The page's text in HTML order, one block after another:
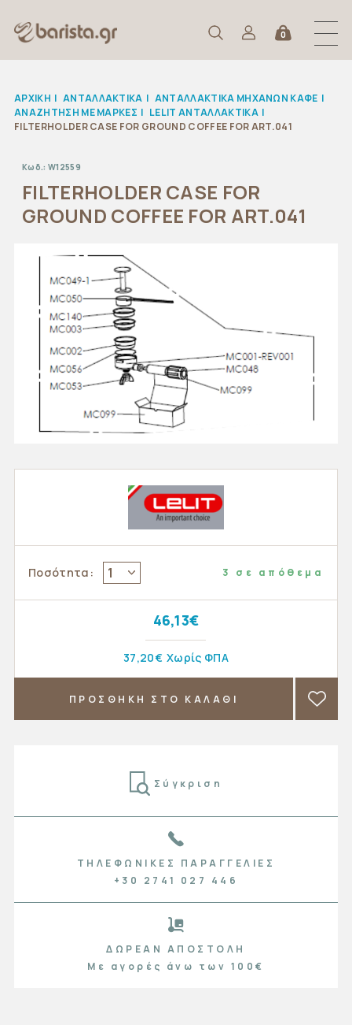
0
ΑΡΧΙΚΉ | ΑΝΤΑΛΛΑΚΤΙΚΆ | ΑΝΤΑΛΛΑΚΤΙΚΑ ΜΗΧΑΝΩΝ ΚΑΦΕ |
ΑΝΑΖΉΤΗΣΗ ΜΕ ΜΆΡΚΕΣ | LELIT ΑΝΤΑΛΛΑΚΤΙΚΑ |
FILTERHOLDER CASE FOR GROUND COFFEE FOR ART.041
Κωδ.: W12559
FILTERHOLDER CASE FOR
GROUND COFFEE FOR ART.041
Ποσότητα: 1 3 σε απόθεμα
46,13€
37,20€ Χωρίς ΦΠΑ
ΠΡΟΣΘΗΚΗ ΣΤΟ ΚΑΛΑΘΙ
Σύγκριση
ΤΗΛΕΦΩΝΙΚΈΣ ΠΑΡΑΓΓΕΛΊΕΣ
+30 2741 027 446
ΔΩΡΕΆΝ ΑΠΟΣΤΟΛΉ
Με αγορές άνω των 100€